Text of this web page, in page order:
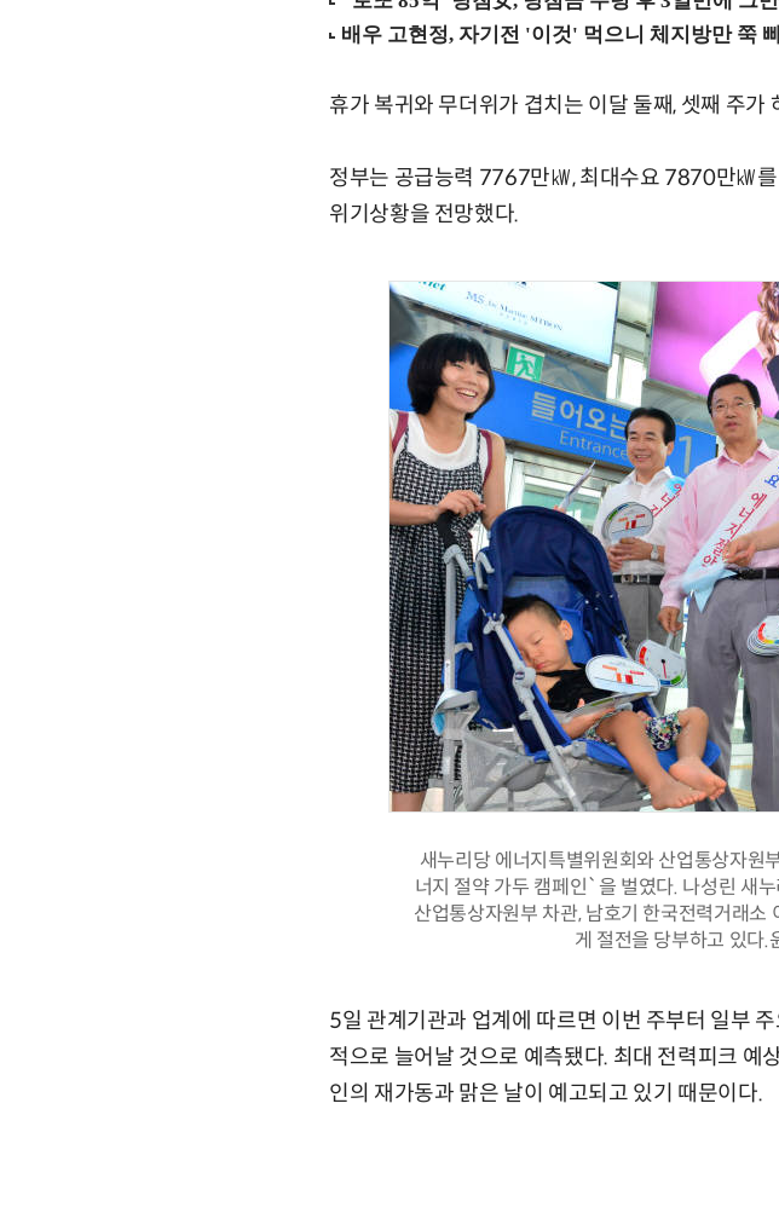
휴가 복귀와 무더위가 겹치는 이달 둘째, 셋째 주가
정부는 공급능력 7767만㎾, 최대수요 7870만㎾
위기상황을 전망했다.
새누리당 에너지특별위원회와 산업통상자원
너지 절약 가두 캠페인`을 벌였다. 나성린 새
산업통상자원부 차관, 남호기 한국전력거래소
게 절전을 당부하고 있
5일 관계기관과 업계에 따르면 이번 주부터 일부
적으로 늘어날 것으로 예측됐다. 최대 전력피크 예
인의 재가동과 맑은 날이 예고되고 있기 때문이다.